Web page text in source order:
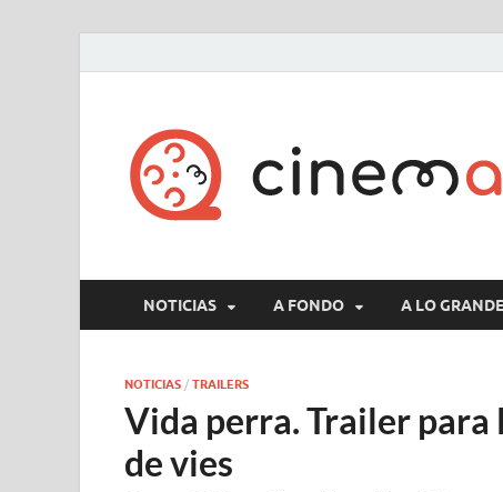
NOTICIAS A FONDO A LO GRANDE
NOTICIAS / TRAILERS
Vida perra. Trailer para
de vies